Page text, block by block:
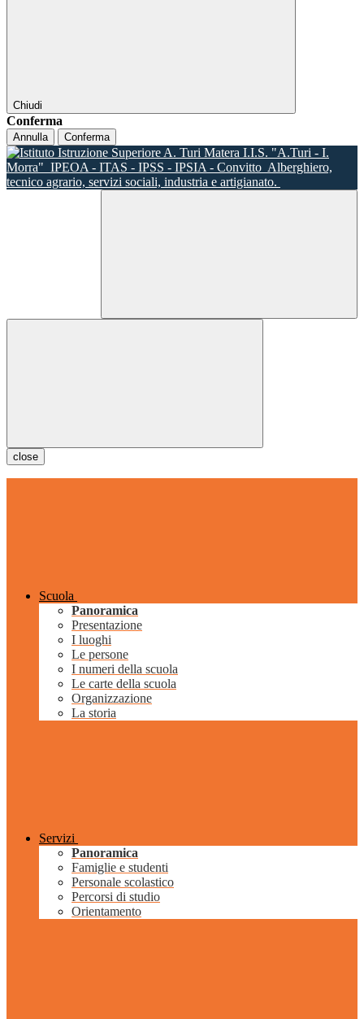
Chiudi
Conferma
Annulla Conferma
I.I.S. "A.Turi - I.
Morra" IPEOA - ITAS - IPSS - IPSIA - Convitto Alberghiero,
tecnico agrario, servizi sociali, industria e artigianato.
close
Scuola
Panoramica
Presentazione
I luoghi
Le persone
I numeri della scuola
Le carte della scuola
Organizzazione
La storia
Servizi
Panoramica
Famiglie e studenti
Personale scolastico
Percorsi di studio
Orientamento